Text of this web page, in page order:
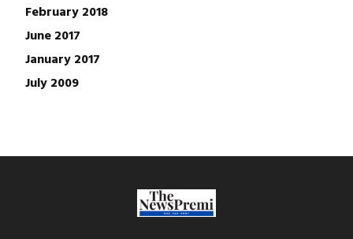
February 2018
June 2017
January 2017
July 2009